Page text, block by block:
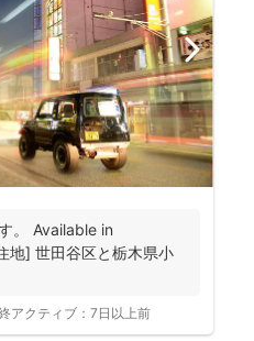
。 Available in
田谷区と栃木県小
アクティブ： 7日以上前